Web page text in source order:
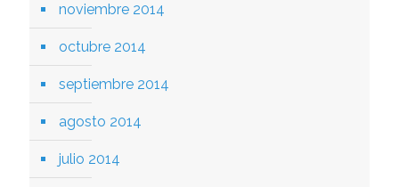
noviembre 2014
octubre 2014
septiembre 2014
agosto 2014
julio 2014